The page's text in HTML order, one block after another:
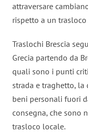
attraversare
rispetto a un
Traslochi Brescia
Grecia partendo da
quali sono i punti
strada e traghetto,
beni personali fuori
consegna, che sono
trasloco locale.